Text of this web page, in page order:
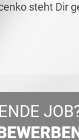
steht Dir